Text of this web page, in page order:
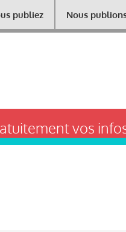
publiez Nous
vos